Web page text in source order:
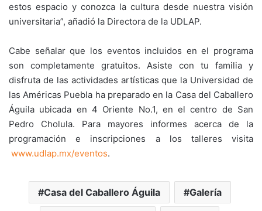
estos espacio y conozca la cultura desde nuestra visión
universitaria”, añadió la Directora de la UDLAP.
Cabe señalar que los eventos incluidos en el programa
son completamente gratuitos. Asiste con tu familia y
disfruta de las actividades artísticas que la Universidad de
las Américas Puebla ha preparado en la Casa del Caballero
Águila ubicada en 4 Oriente No.1, en el centro de San
Pedro Cholula. Para mayores informes acerca de la
programación e inscripciones a los talleres visita
www.udlap.mx/eventos.
Casa del Caballero Águila Galería